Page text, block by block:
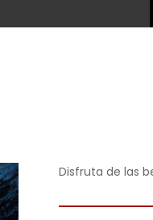
Disfruta de las